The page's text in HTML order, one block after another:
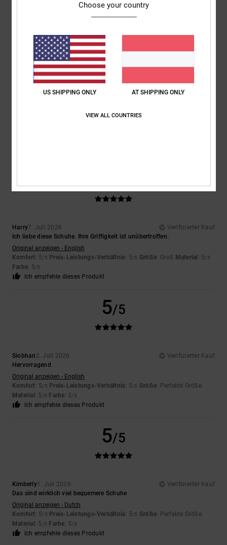
5 /5
5
Harry7. Juli 2026
Verifizierter Kauf
Ich liebe diese Schuhe. Ihre Griffigkeit ist unübertroffen.
Original anzeigen - English
Komfort: 5/5 Preis-Leistungs-Verhältnis: 5/5 Größe: Groß Material : 5/5
Farbe: 5/5
Ich empfehle dieses Produkt
5/5
Siobhan 2. Juli 2026
Verifizierter Kauf
Hervorragend
Original anzeigen - English
Komfort: 5/5 Preis-Leistungs-Verhältnis: 5/5 Größe: Perfekte Größe
Material : 5 /5 Farbe: 5/5
Ich empfehle dieses Produkt
5/5
Kimberly1. Juli 2026
Verifizierter Kauf
Das sind wirklich viel bequemere Schuhe
Original anzeigen - Dutch
Komfort: 5/5 Preis-Leistungs-Verhältnis: 5/5 Größe: Perfekte Größe
Material : 5 /5 Farbe: 5/5
Ich empfehle dieses Produkt
Choose your country
US SHIPPING ONLY AT SHIPPING ONLY
VIEW ALL COUNTRIES